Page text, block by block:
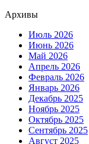
Архивы
Июль 2026
Июнь 2026
Май 2026
Апрель 2026
Февраль 2026
Январь 2026
Декабрь 2025
Ноябрь 2025
Октябрь 2025
Сентябрь 2025
Август 2025